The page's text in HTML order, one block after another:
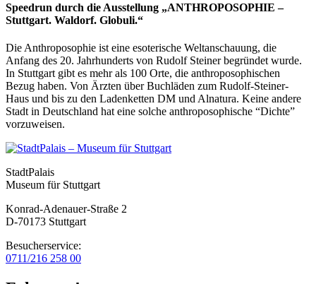
Speedrun durch die Ausstellung „ANTHROPOSOPHIE –
Stuttgart. Waldorf. Globuli.“
Die Anthroposophie ist eine esoterische Weltanschauung, die
Anfang des 20. Jahrhunderts von Rudolf Steiner begründet wurde.
In Stuttgart gibt es mehr als 100 Orte, die anthroposophischen
Bezug haben. Von Ärzten über Buchläden zum Rudolf-Steiner-
Haus und bis zu den Ladenketten DM und Alnatura. Keine andere
Stadt in Deutschland hat eine solche anthroposophische “Dichte”
vorzuweisen.
StadtPalais
Museum für Stuttgart
Konrad-Adenauer-Straße 2
D-70173 Stuttgart
Besucherservice:
0711/216 258 00